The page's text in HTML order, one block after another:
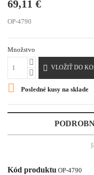
69,11 €
OP-4790
Množstvo
 VLOŽIŤ DO
 Posledné kusy na sklade
Kód produktu OP-4790